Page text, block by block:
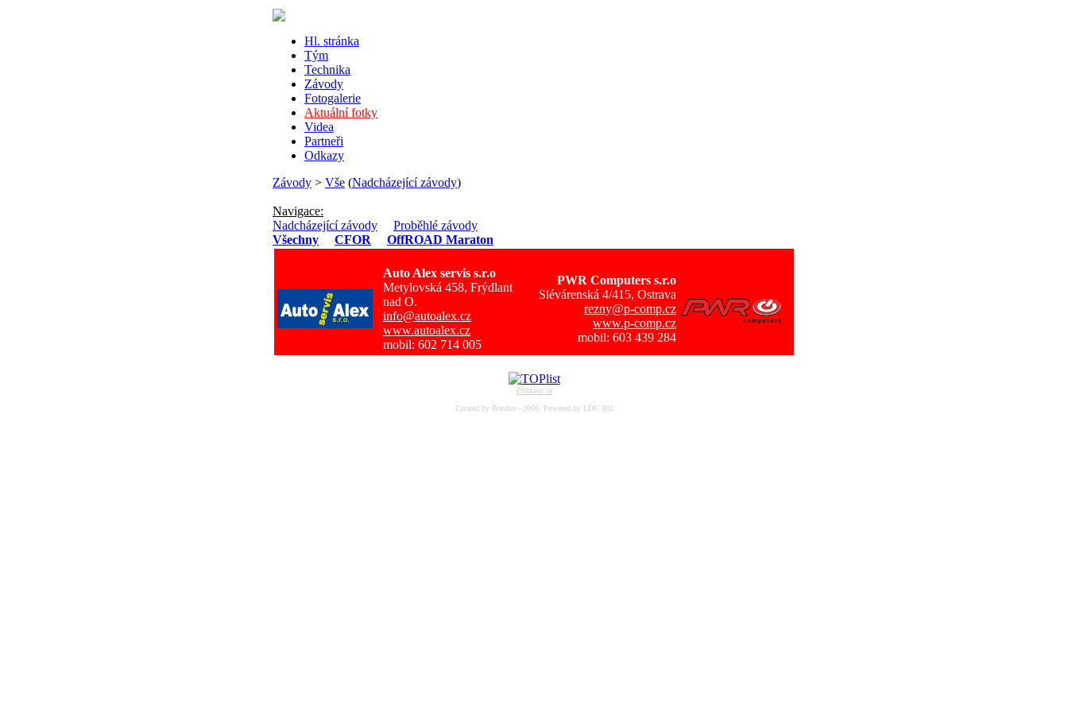
Hl. stránka
Tým
Technika
Závody
Fotogalerie
Aktuální fotky
Videa
Partneři
Odkazy
Závody > Vše (Nadcházející závody)
Navigace:
Nadcházející závody
Proběhlé závody
Všechny
CFOR OffROAD Maraton
Auto Alex servis s.r.o
Metylovská 458, Frýdlant
nad O.
info@autoalex.cz
www.autoalex.cz
mobil: 602 714 005
PWR Computers s.r.o
Slévárenská 4/415, Ostrava
rezny@p-comp.cz
www.p-comp.cz
mobil: 603 439 284
Přihlásit se
Created by Bonfire - 2006. Powered by LDU 802